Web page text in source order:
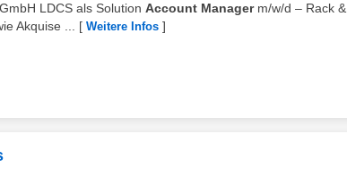
LDCS als Solution Account Managerm/w/d – Rack &
Akquise ...
[ Weitere Infos ]